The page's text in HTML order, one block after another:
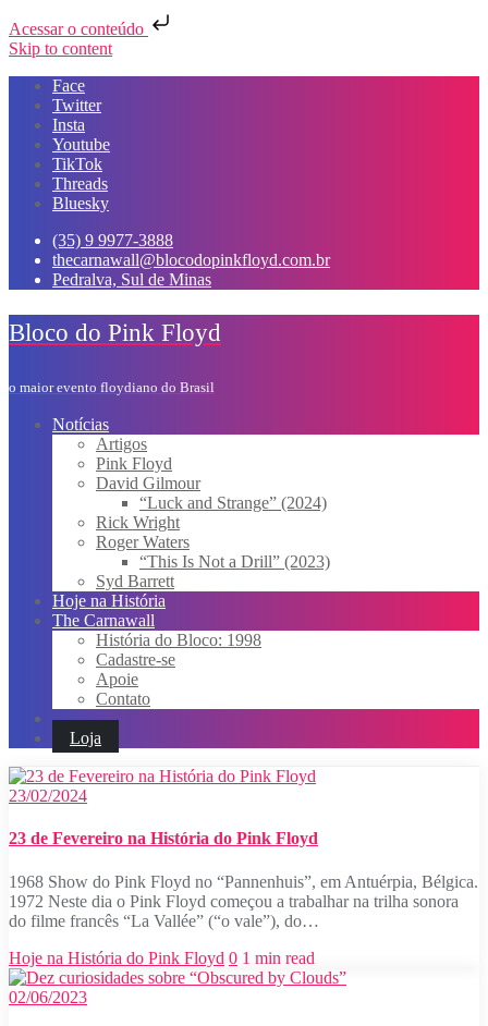
Acessar o conteúdo
Skip to content
Face
Twitter
Insta
Youtube
TikTok
Threads
Bluesky
(35) 9 9977-3888
thecarnawall@blocodopinkfloyd.com.br
Pedralva, Sul de Minas
Bloco do Pink Floyd
o maior evento floydiano do Brasil
Notícias
Artigos
Pink Floyd
David Gilmour
“Luck and Strange” (2024)
Rick Wright
Roger Waters
“This Is Not a Drill” (2023)
Syd Barrett
Hoje na História
The Carnawall
História do Bloco: 1998
Cadastre-se
Apoie
Contato
Loja
23/02/2024
23 de Fevereiro na História do Pink Floyd
1968 Show do Pink Floyd no “Pannenhuis”, em Antuérpia, Bélgica.
1972 Neste dia o Pink Floyd começou a trabalhar na trilha sonora
do filme francês “La Vallée” (“o vale”), do…
Hoje na História do Pink Floyd 0 1 min read
02/06/2023